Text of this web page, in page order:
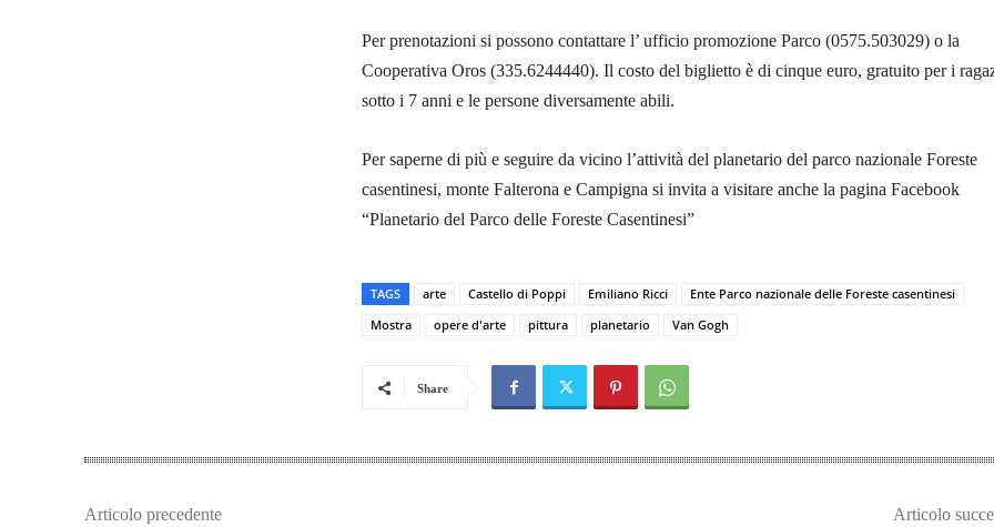
Per prenotazioni si possono contattare l’ ufficio promozione Parco (0575.503029) o la
Cooperativa Oros (335.6244440). Il costo del biglietto è di cinque euro, gratuito per i
sotto i 7 anni e le persone diversamente abili.
Per saperne di più e seguire da vicino l’attività del planetario del parco nazionale Foreste
casentinesi, monte Falterona e Campigna si invita a visitare anche la pagina Facebook
“Planetario del Parco delle Foreste Casentinesi”
TAGS arte Castello di Poppi Emiliano Ricci
Ente Parco nazionale delle Foreste casentinesi
Mostra
opere d'arte pittura planetario Van Gogh
Share
Articolo precedente Articolo